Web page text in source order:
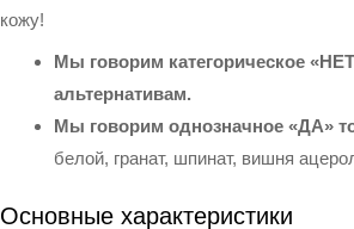
кожу!
Мы говорим категорическое
альтернативам.
Мы говорим однозначное «ДА»
белой, гранат, шпинат, вишня
Основные характеристики